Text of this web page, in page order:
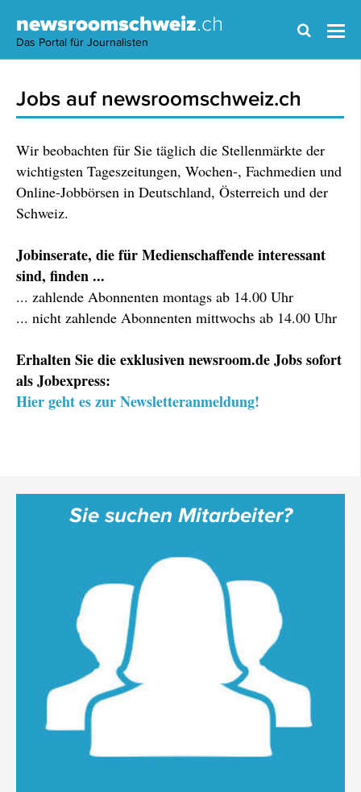
newsroomschweiz.ch
Das Portal für Journalisten
Jobs auf newsroomschweiz.ch
Wir beobachten für Sie täglich die Stellenmärkte der
wichtigsten Tageszeitungen, Wochen-, Fachmedien und
Online-Jobbörsen in Deutschland, Österreich und der
Schweiz.
Jobinserate, die für Medienschaffende interessant
sind, finden ...
... zahlende Abonnenten montags ab 14.00 Uhr
... nicht zahlende Abonnenten mittwochs ab 14.00 Uhr
Erhalten Sie die exklusiven newsroom.de Jobs sofort
als Jobexpress:
Hier geht es zur Newsletteranmeldung!
Sie suchen Mitarbeiter?